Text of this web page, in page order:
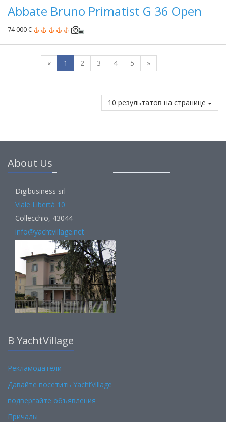
Abbate Bruno Primatist G 36 Open
74 000 €
« 1 2 3 4 5 »
10 результатов на странице
About Us
Digibusiness srl
Viale Libertà 10
Collecchio, 43044
info@yachtvillage.net
В YachtVillage
Рекламодатели
Давайте посетить YachtVillage
подвергайте объявления
Причалы